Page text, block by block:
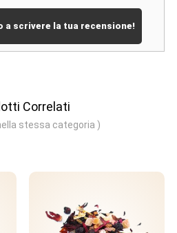
a scrivere la tua recensione!
Correlati
stessa categoria )